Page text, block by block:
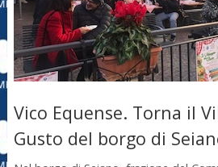
Vico Equense. Torna il
Gusto del borgo di